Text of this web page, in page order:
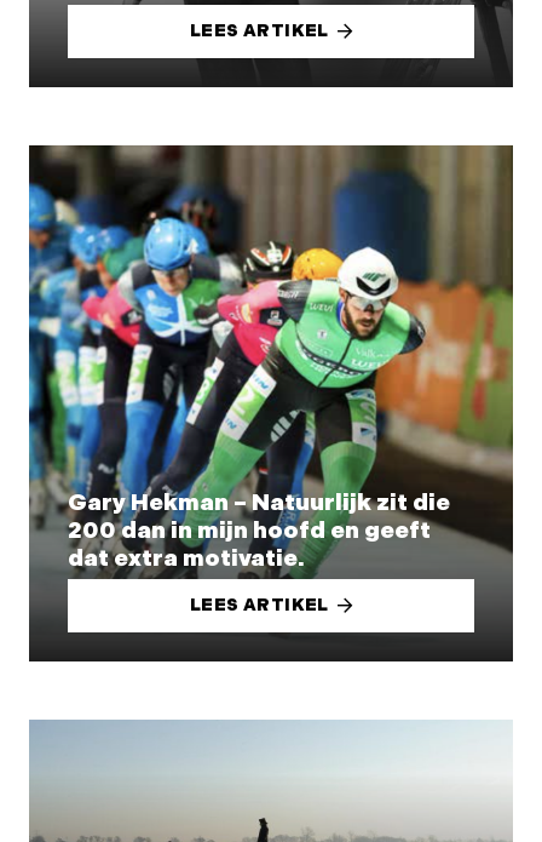
LEES ARTIKEL
Gary Hekman – Natuurlijk zit die
200 dan in mijn hoofd en geeft
dat extra motivatie.
LEES ARTIKEL